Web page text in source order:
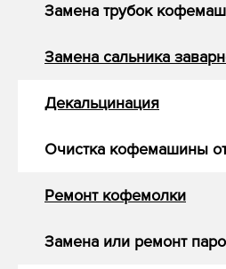
Замена трубок
Замена сальника
Декальцинация
Очистка кофемашины
Ремонт кофемолки
Замена или ремонт